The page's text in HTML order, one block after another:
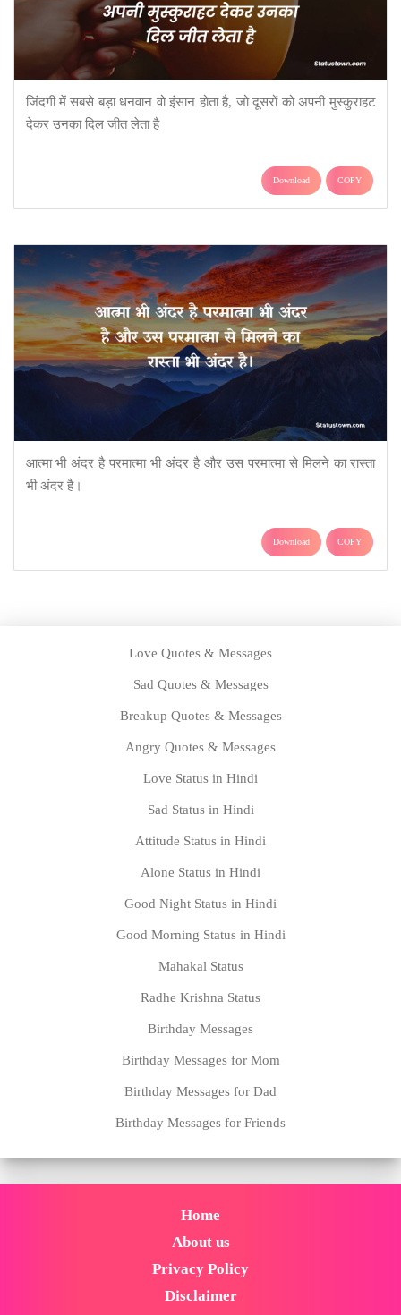
जिंदगी में सबसे बड़ा धनवान वो इंसान होता है, जो दूसरों को अपनी मुस्कुराहट
देकर उनका दिल जीत लेता है
Download COPY
आत्मा भी अंदर है परमात्मा भी अंदर है और उस परमात्मा से मिलने का रास्ता
भी अंदर है।
Download COPY
Love Quotes & Messages
Sad Quotes & Messages
Breakup Quotes & Messages
Angry Quotes & Messages
Love Status in Hindi
Sad Status in Hindi
Attitude Status in Hindi
Alone Status in Hindi
Good Night Status in Hindi
Good Morning Status in Hindi
Mahakal Status
Radhe Krishna Status
Birthday Messages
Birthday Messages for Mom
Birthday Messages for Dad
Birthday Messages for Friends
Home
About us
Privacy Policy
Disclaimer